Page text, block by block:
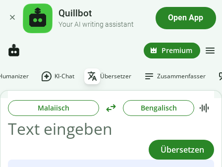
Quillbot
Your AI writing assistant
Open App
Premium
KI-Chat Übersetzer Zusammenfasser
Malaiisch Bengalisch
Übersetzen